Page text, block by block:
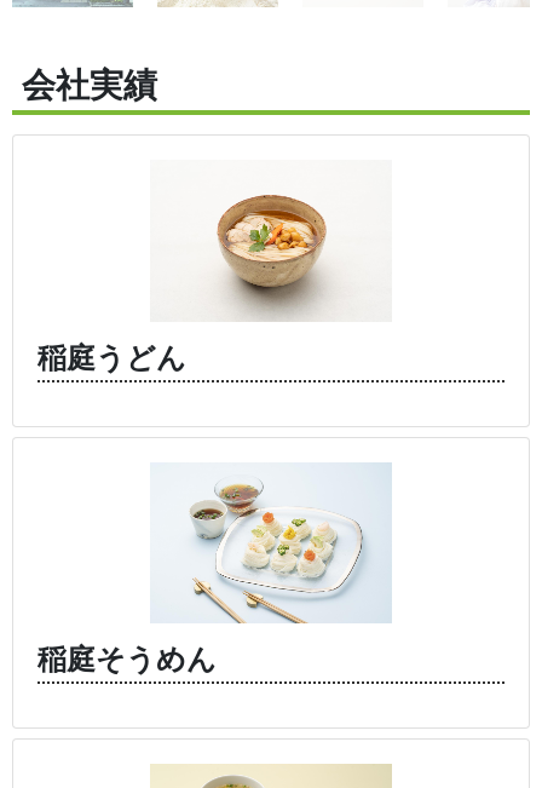
会社実績
稲庭うどん
稲庭そうめん